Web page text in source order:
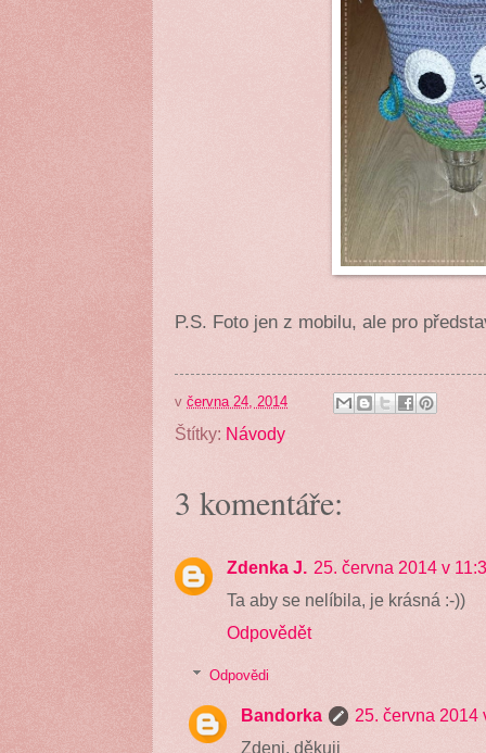
P.S. Foto jen z mobilu, ale pro
v června 24, 2014
Štítky: Návody
3 komentáře:
Zdenka J. 25. června 2014 v
Ta aby se nelíbila, je krásná :-))
Odpovědět
Odpovědi
Bandorka
25. června 2014
Zdeni, děkuji